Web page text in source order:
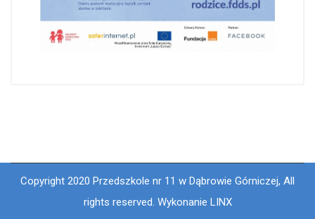
Copyright 2020 Przedszkole nr 11 w Dąbrowie Górniczej, All
rights reserved. Wykonanie LINX